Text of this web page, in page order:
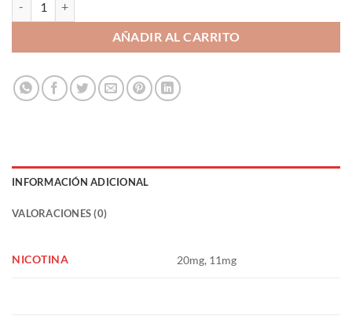
AÑADIR AL CARRITO
INFORMACIÓN ADICIONAL
VALORACIONES (0)
NICOTINA 20mg, 11mg